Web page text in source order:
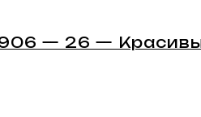
— 26 —